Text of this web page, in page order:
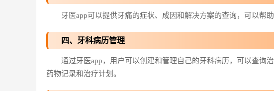
牙医app可以提供牙痛的症状、成因和解决方案的查询，可以帮
四、牙科病历管理
通过牙医app，用户可以创建和管理自己的牙科病历，可以查询
药物记录和治疗计划。